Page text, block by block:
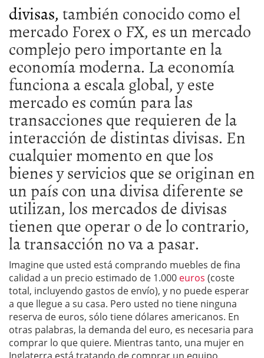
divisas,también conocido como el
mercado Forex o FX, es un mercado
complejo pero importante en la
economía moderna. La economía
funciona a escala global, y este
mercado es común para las
transacciones que requieren de la
interacción de distintas divisas. En
cualquier momento en que los
bienes y servicios que se originan en
un país con una divisa diferente se
utilizan, los mercados de divisas
tienen que operar o de lo contrario,
la transacción no va a pasar.
Imagine que usted está comprando muebles de fina
calidad a un precio estimado de 1.000 euros (coste
total, incluyendo gastos de envío), y no puede esperar
a que llegue a su casa. Pero usted no tiene ninguna
reserva de euros, sólo tiene dólares americanos. En
otras palabras, la demanda del euro, es necesaria para
comprar lo que quiere. Mientras tanto, una mujer en